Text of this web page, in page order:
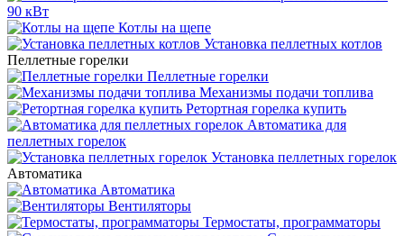
90 кВт
Котлы на щепе
Установка пеллетных котлов
Пеллетные горелки
Пеллетные горелки
Механизмы подачи топлива
Ретортная горелка купить
Автоматика для
пеллетных горелок
Установка пеллетных горелок
Автоматика
Автоматика
Вентиляторы
Термостаты, программаторы